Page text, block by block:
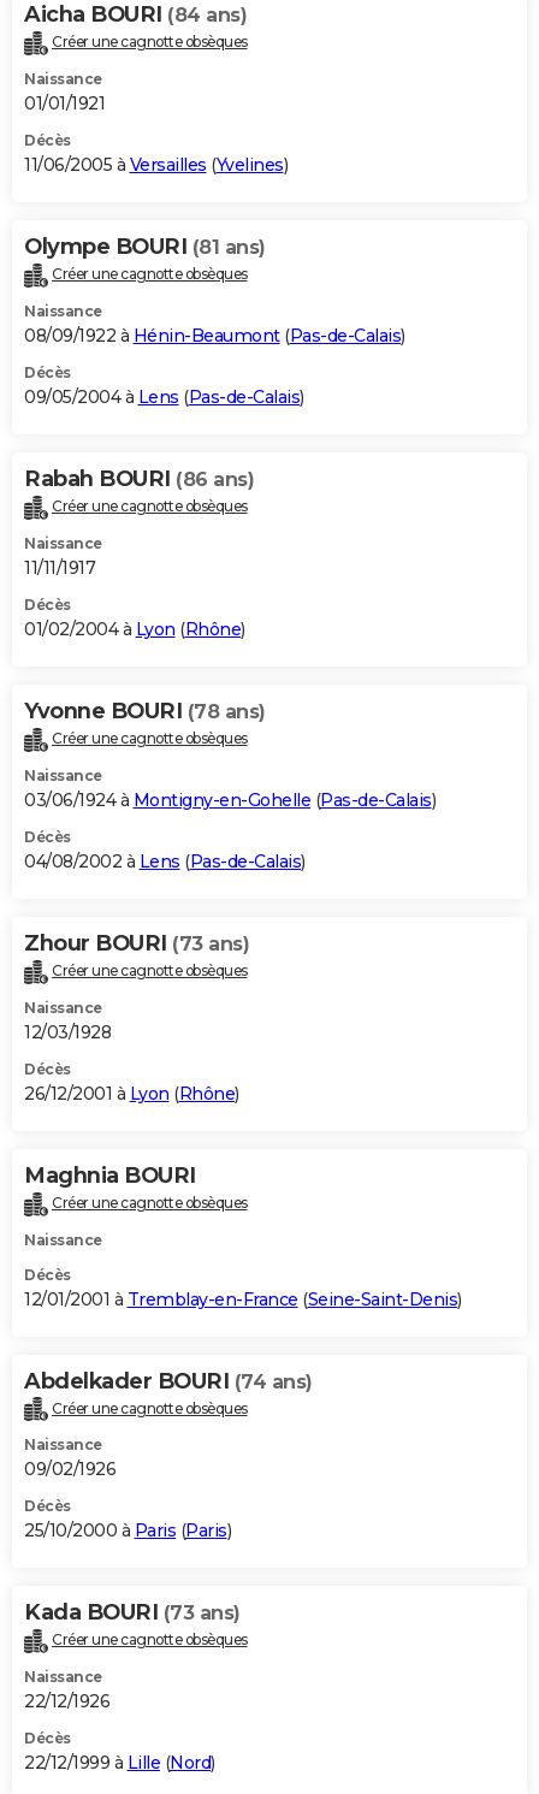
Aicha BOURI (84 ans)
Créer une cagnotte obsèques
Naissance
01/01/1921
Décès
11/06/2005 à Versailles (Yvelines)
Olympe BOURI (81 ans)
Créer une cagnotte obsèques
Naissance
08/09/1922 à Hénin-Beaumont(Pas-de-Calais)
Décès
09/05/2004 à Lens (Pas-de-Calais)
Rabah BOURI (86 ans)
Créer une cagnotte obsèques
Naissance
11/11/1917
Décès
01/02/2004 à Lyon (Rhône)
Yvonne BOURI (78 ans)
Créer une cagnotte obsèques
Naissance
03/06/1924 à Montigny-en-Gohelle (Pas-de-Calais)
Décès
04/08/2002 à Lens (Pas-de-Calais)
Zhour BOURI (73 ans)
Créer une cagnotte obsèques
Naissance
12/03/1928
Décès
26/12/2001 à Lyon (Rhône)
Maghnia BOURI
Créer une cagnotte obsèques
Naissance
Décès
12/01/2001 à Tremblay-en-France (Seine-Saint-Denis)
Abdelkader BOURI (74 ans)
Créer une cagnotte obsèques
Naissance
09/02/1926
Décès
25/10/2000 à Paris (Paris)
Kada BOURI (73 ans)
Créer une cagnotte obsèques
Naissance
22/12/1926
Décès
22/12/1999 à Lille (Nord)